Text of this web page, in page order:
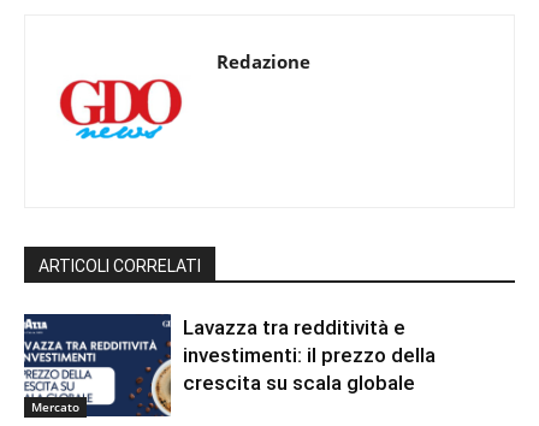
Redazione
ARTICOLI CORRELATI
Mercato
Lavazza tra redditività e
investimenti: il prezzo della
crescita su scala globale